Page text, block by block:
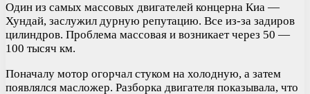
Один из самых массовых двигателей концерна Киа —
Хундай, заслужил дурную репутацию. Все из-за задиров
цилиндров. Проблема массовая и возникает через 50 —
100 тысяч км.
Поначалу мотор огорчал стуком на холодную, а затем
появлялся масложер. Разборка двигателя показывала, что